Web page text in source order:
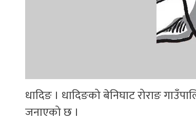
धादिङ । धादिङको बेनिघाट रोराङ
जनाएको छ ।